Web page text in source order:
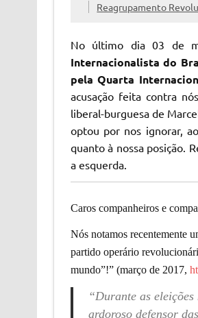
Reagrupamento
No último dia 03 de
Internacionalista do
pela Quarta
acusação feita contra
liberal-burguesa de
optou por nos ignorar,
quanto à nossa posição.
a esquerda.
Caros companheiros e
Nós notamos recentemente
partido operário
mundo”!” (março de 2017,
“Durante as
ardoroso defensor